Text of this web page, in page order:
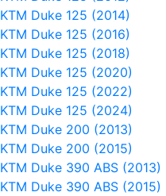
KTM Duke 125 (2014)
KTM Duke 125 (2016)
KTM Duke 125 (2018)
KTM Duke 125 (2020)
KTM Duke 125 (2022)
KTM Duke 125 (2024)
KTM Duke 200 (2013)
KTM Duke 200 (2015)
KTM Duke 390 ABS (2013)
KTM Duke 390 ABS (2015)